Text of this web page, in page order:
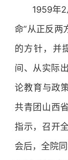
1959年
命”从正反两
的方针，并
间、从实际
论教育与政
共青团山西
指示，召开
会后，全院